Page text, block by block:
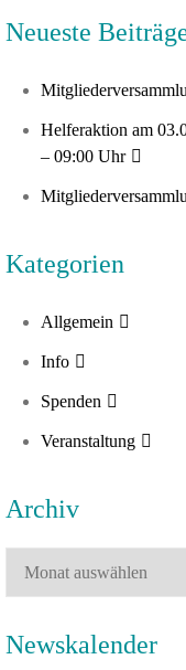
Neueste
Helferaktion am
– 09:00 Uhr
Kategorien
Allgemein
Info
Spenden
Veranstaltung
Archiv
Newskalender